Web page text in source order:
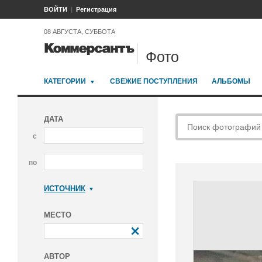
ВОЙТИ Регистрация
08 АВГУСТА, СУББОТА
Фото
КАТЕГОРИИ СВЕЖИЕ ПОСТУПЛЕНИЯ АЛЬБОМЫ
ДАТА
с
по
ИСТОЧНИК
МЕСТО
АВТОР